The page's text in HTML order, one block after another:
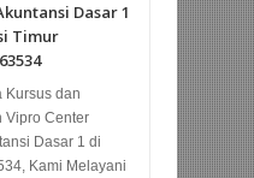
Dasar 1
Timur
Kursus dan
Vipro Center
Dasar 1 di
Kami Melayani